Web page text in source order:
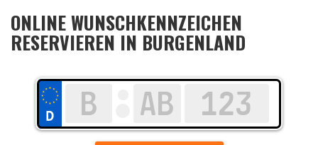
ONLINE WUNSCHKENNZEICHEN
RESERVIEREN IN BURGENLAND